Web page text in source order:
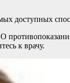
доступных
к врачу.